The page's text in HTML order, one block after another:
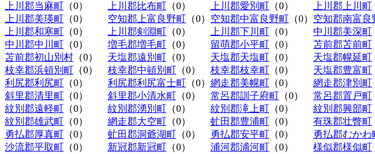
上川郡当麻町 （0） 上川郡比布町 （0） 上川郡愛別町 （0） 上川郡上川町
上川郡美瑛町 （0） 空知郡上富良野町 （0） 空知郡中富良野町 （0） 空知郡南富良
上川郡和寒町 （0） 上川郡剣淵町 （0） 上川郡下川町 （0） 中川郡美深町
中川郡中川町 （0） 増毛郡増毛町 （0） 留萌郡小平町 （0） 苫前郡苫前町
苫前郡初山別村 （0） 天塩郡遠別町 （0） 天塩郡天塩町 （0） 天塩郡幌延町
枝幸郡浜頓別町 （0） 枝幸郡中頓別町 （0） 枝幸郡枝幸町 （0） 天塩郡豊富町
利尻郡利尻町 （0） 利尻郡利尻富士町 （0） 網走郡美幌町 （0） 網走郡津別町
斜里郡清里町 （0） 斜里郡小清水町 （0） 常呂郡訓子府町 （0） 常呂郡置戸町
紋別郡遠軽町 （0） 紋別郡湧別町 （0） 紋別郡滝上町 （0） 紋別郡興部町
紋別郡雄武町 （0） 網走郡大空町 （0） 虻田郡豊浦町 （0） 有珠郡壮瞥町
勇払郡厚真町 （0） 虻田郡洞爺湖町 （0） 勇払郡安平町 （0） 勇払郡むかわ
沙流郡平取町 （0） 新冠郡新冠町 （0） 浦河郡浦河町 （0） 様似郡様似町